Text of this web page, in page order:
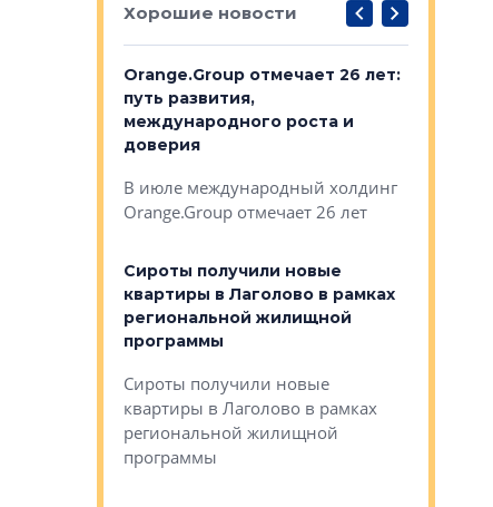
Хорошие новости
выбрали
«Нам песня
районе
еще один
образования
Orange.Group отмечает 26 лет:
путь развития,
международного роста и
доверия
В июле международный холдинг
Orange.Group отмечает 26 лет
Сироты получили новые
квартиры в Лаголово в рамках
региональной жилищной
программы
Сироты получили новые
квартиры в Лаголово в рамках
региональной жилищной
программы